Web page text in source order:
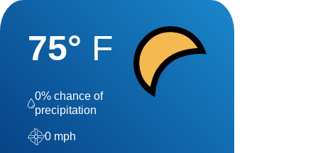
75° F
0% chance of
precipitation
0 mph